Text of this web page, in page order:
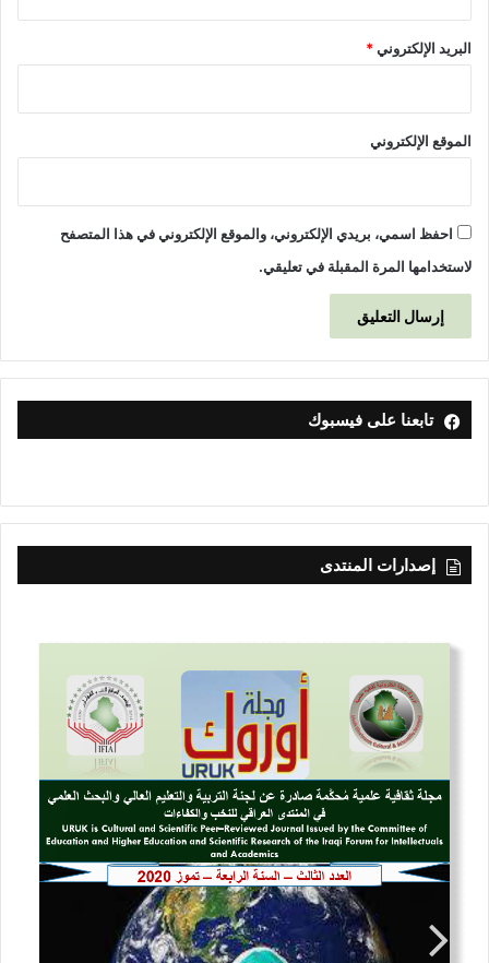
البريد الإلكتروني*
الموقع الإلكتروني
احفظ اسمي، بريدي الإلكتروني، والموقع الإلكتروني في هذا المتصفح
لاستخدامها المرة المقبلة في تعليقي.
تابعنا على فيسبوك
إصدارات المنتدى